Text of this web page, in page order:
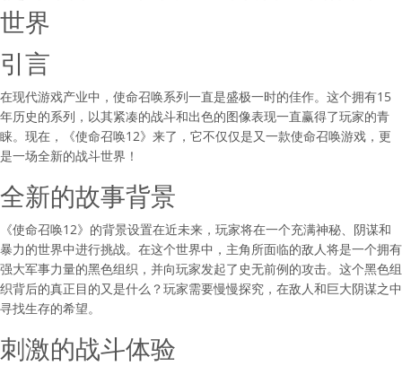
世界
引言
在现代游戏产业中，使命召唤系列一直是盛极一时的佳作。这个拥有15
年历史的系列，以其紧凑的战斗和出色的图像表现一直赢得了玩家的青
睐。现在，《使命召唤12》来了，它不仅仅是又一款使命召唤游戏，更
是一场全新的战斗世界！
全新的故事背景
《使命召唤12》的背景设置在近未来，玩家将在一个充满神秘、阴谋和
暴力的世界中进行挑战。在这个世界中，主角所面临的敌人将是一个拥有
强大军事力量的黑色组织，并向玩家发起了史无前例的攻击。这个黑色组
织背后的真正目的又是什么？玩家需要慢慢探究，在敌人和巨大阴谋之中
寻找生存的希望。
刺激的战斗体验